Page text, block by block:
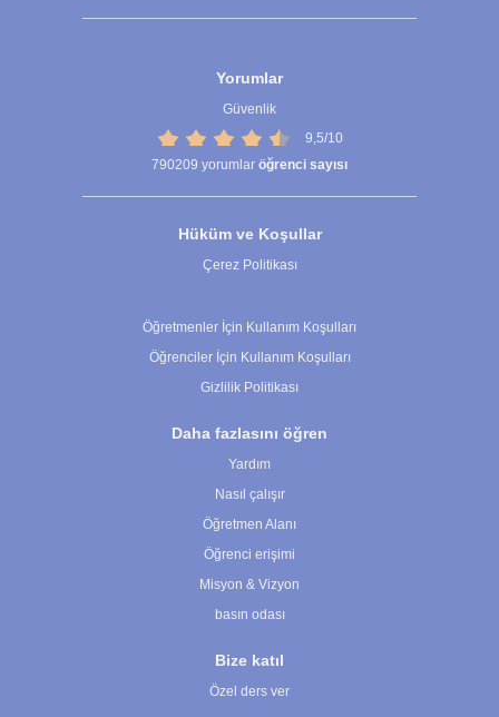
Yorumlar
Güvenlik
9,5/10
790209 yorumlar öğrenci sayısı
Hüküm ve Koşullar
Çerez Politikası
Öğretmenler İçin Kullanım Koşulları
Öğrenciler İçin Kullanım Koşulları
Gizlilik Politikası
Daha fazlasını öğren
Yardım
Nasıl çalışır
Öğretmen Alanı
Öğrenci erişimi
Misyon & Vizyon
basın odası
Bize katıl
Özel ders ver